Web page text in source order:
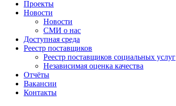
Проекты
Новости
Новости
СМИ о нас
Доступная среда
Реестр поставщиков
Реестр поставщиков социальных услуг
Независимая оценка качества
Отчёты
Вакансии
Контакты